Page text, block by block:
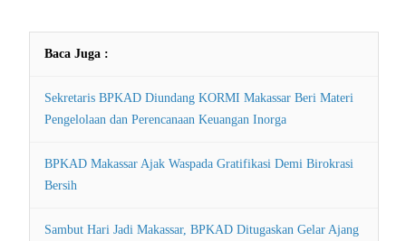
Baca Juga :
Sekretaris BPKAD Diundang KORMI Makassar Beri Materi
Pengelolaan dan Perencanaan Keuangan Inorga
BPKAD Makassar Ajak Waspada Gratifikasi Demi Birokrasi
Bersih
Sambut Hari Jadi Makassar, BPKAD Ditugaskan Gelar Ajang